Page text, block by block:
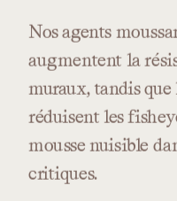
Nosagents
augmentent la
muraux, tandisque
réduisent les
mousse nuisible
critiques.